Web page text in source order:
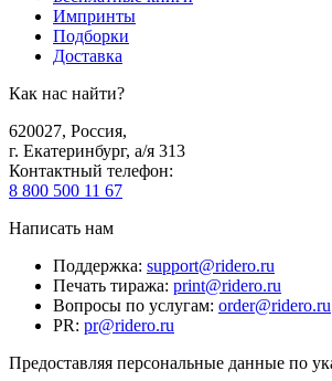
Импринты
Подборки
Доставка
Как нас найти?
620027, Россия,
г. Екатеринбург, а/я 313
Контактный телефон:
8 800 500 11 67
Написать нам
Поддержка: support@ridero.ru
Печать тиража: print@ridero.ru
Вопросы по услугам: order@ridero.ru
PR: pr@ridero.ru
Предоставляя персональные данные по